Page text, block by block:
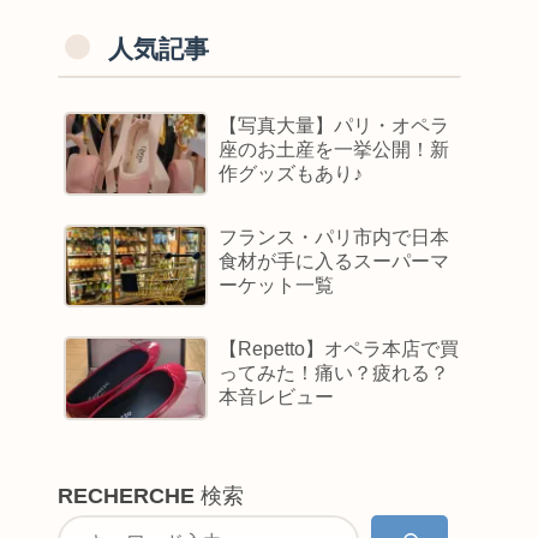
人気記事
【写真大量】パリ・オペラ
座のお土産を一挙公開！新
作グッズもあり♪
フランス・パリ市内で日本
食材が手に入るスーパーマ
ーケット一覧
【Repetto】オペラ本店で買
ってみた！痛い？疲れる？
本音レビュー
RECHERCHE 検索